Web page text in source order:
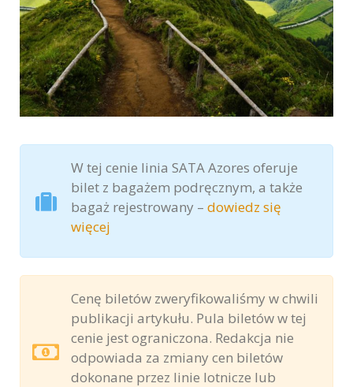
W tej cenie linia SATA Azores oferuje
bilet z bagażem podręcznym, a także
bagaż rejestrowany – dowiedz się
więcej
Cenę biletów zweryfikowaliśmy w chwili
publikacji artykułu. Pula biletów w tej
cenie jest ograniczona. Redakcja nie
odpowiada za zmiany cen biletów
dokonane przez linie lotnicze lub